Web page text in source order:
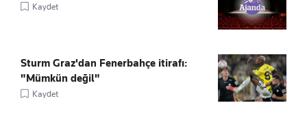
Kaydet
Sturm Graz'dan Fenerbahçe itirafı:
"Mümkün değil"
Kaydet